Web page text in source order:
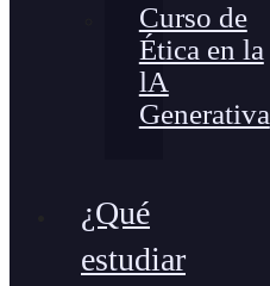
Curso de
Ética en la
lA
Generativa
¿Qué
estudiar